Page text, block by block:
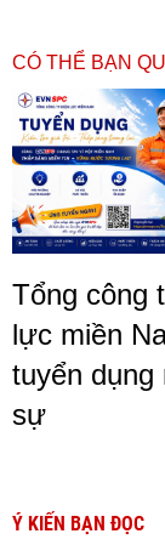
CÓ THỂ BẠN
Tổng công
lực miền
tuyển dụng
sự
Ý KIẾN BẠN ĐỌC